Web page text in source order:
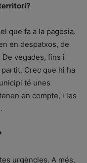
que fa a la pagesia.
en despatxos, de
vegades, fins i
Crec que hi ha
té unes
en compte, i les
urgències. A més,